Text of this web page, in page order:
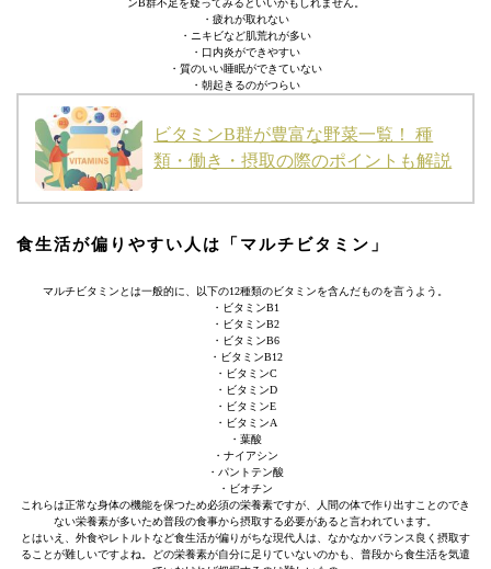
ンB群不足を疑ってみるといいかもしれません。
・疲れが取れない
・ニキビなど肌荒れが多い
・口内炎ができやすい
・質のいい睡眠ができていない
・朝起きるのがつらい
ビタミンB群が豊富な野菜一覧！ 種
類・働き・摂取の際のポイントも解説
食生活が偏りやすい人は「マルチビタミン」
マルチビタミンとは一般的に、以下の12種類のビタミンを含んだものを言うよう。
・ビタミンB1
・ビタミンB2
・ビタミンB6
・ビタミンB12
・ビタミンC
・ビタミンD
・ビタミンE
・ビタミンA
・葉酸
・ナイアシン
・パントテン酸
・ビオチン
これらは正常な身体の機能を保つため必須の栄養素ですが、人間の体で作り出すことのでき
ない栄養素が多いため普段の食事から摂取する必要があると言われています。
とはいえ、外食やレトルトなど食生活が偏りがちな現代人は、なかなかバランス良く摂取す
ることが難しいですよね。どの栄養素が自分に足りていないのかも、普段から食生活を気遣